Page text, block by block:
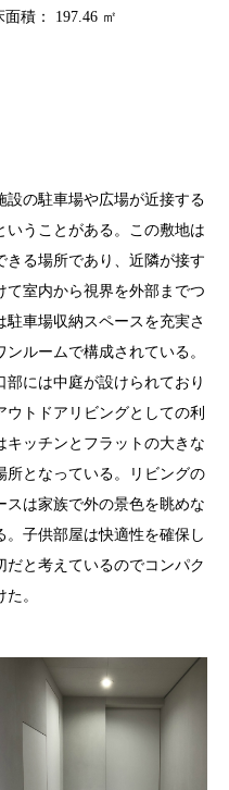
積： 197.46 ㎡
の駐車場や広場が近接する
いうことがある。この敷地は
きる場所であり、近隣が接す
て室内から視界を外部までつ
車場収納スペースを充実さ
ルームで構成されている。
には中庭が設けられており
トドアリビングとしての利
キッチンとフラットの大きな
所となっている。リビングの
は家族で外の景色を眺めな
子供部屋は快適性を確保し
と考えているのでコンパク
。